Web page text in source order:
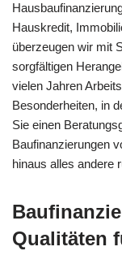
Hauskredit,
überzeugen wir mit
sorgfältigen
vielen Jahren
Besonderheiten, in
Sie einen
Baufinanzierungen
hinaus alles andere
Qualitäten